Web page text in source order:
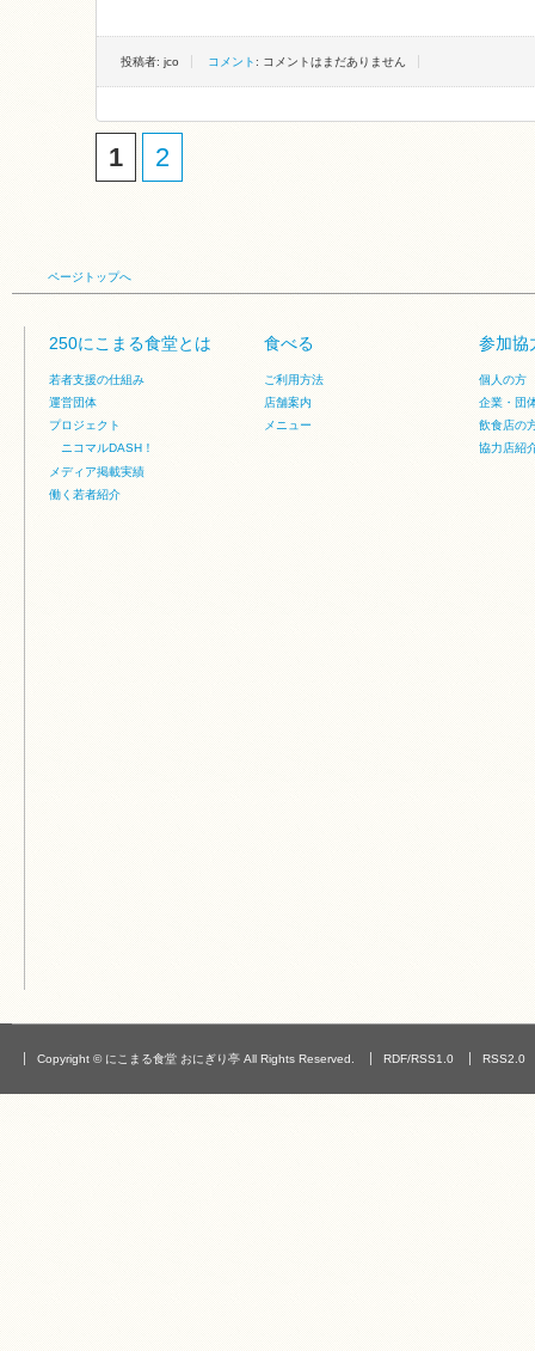
投稿者: jco コメント : コメントはまだありません
1 2
ページトップへ
250にこまる食堂とは
若者支援の仕組み
運営団体
プロジェクト
ニコマルDASH！
メディア掲載実績
働く若者紹介
食べる
ご利用方法
店舗案内
メニュー
参加協
個人の方
企業・団
飲食店の
協力店紹
Copyright © にこまる食堂 おにぎり亭 All Rights Reserved. RDF/RSS1.0 RSS2.0